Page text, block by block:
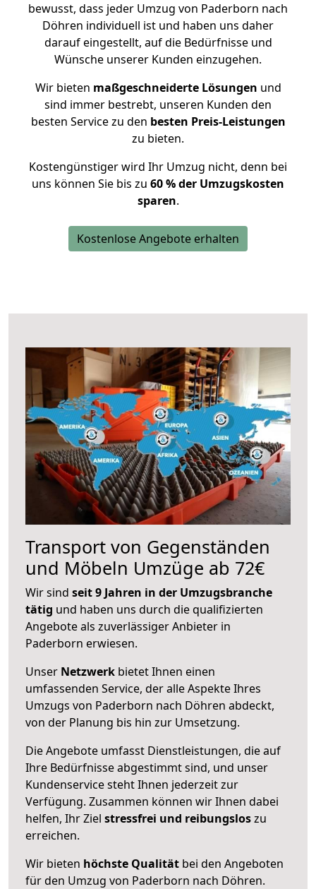
bewusst, dass jeder Umzug von Paderborn nach
Döhren individuell ist und haben uns daher
darauf eingestellt, auf die Bedürfnisse und
Wünsche unserer Kunden einzugehen.
Wir bieten maßgeschneiderte Lösungen und
sind immer bestrebt, unseren Kunden den
besten Service zu den besten Preis-Leistungen
zu bieten.
Kostengünstiger wird Ihr Umzug nicht, denn bei
uns können Sie bis zu 60 % der Umzugskosten
sparen.
Kostenlose Angebote erhalten
Transport von Gegenständen
und Möbeln Umzüge ab 72€
Wir sind seit 9 Jahren in der Umzugsbranche
tätig und haben uns durch die qualifizierten
Angebote als zuverlässiger Anbieter in
Paderborn erwiesen.
Unser Netzwerk bietet Ihnen einen
umfassenden Service, der alle Aspekte Ihres
Umzugs von Paderborn nach Döhren abdeckt,
von der Planung bis hin zur Umsetzung.
Die Angebote umfasst Dienstleistungen, die auf
Ihre Bedürfnisse abgestimmt sind, und unser
Kundenservice steht Ihnen jederzeit zur
Verfügung. Zusammen können wir Ihnen dabei
helfen, Ihr Ziel stressfrei und reibungsloszu
erreichen.
Wir bieten höchste Qualität bei den Angeboten
für den Umzug von Paderborn nach Döhren.